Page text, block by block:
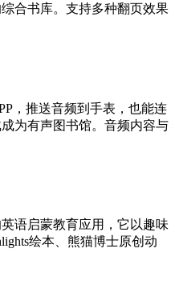
合书库。支持多种翻页效果
，推送音频到手表，也能连
为有声图书馆。音频内容与
语启蒙教育应用，它以趣味
绘本、熊猫博士原创动